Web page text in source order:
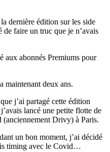
dernière édition sur les side
de faire un truc que je n’avais
aux abonnés Premiums pour
maintenant deux ans.
j’ai partagé cette édition
lancé une petite flotte de
(anciennement Drivy) à Paris.
un bon moment, j’ai décidé
timing avec le Covid…